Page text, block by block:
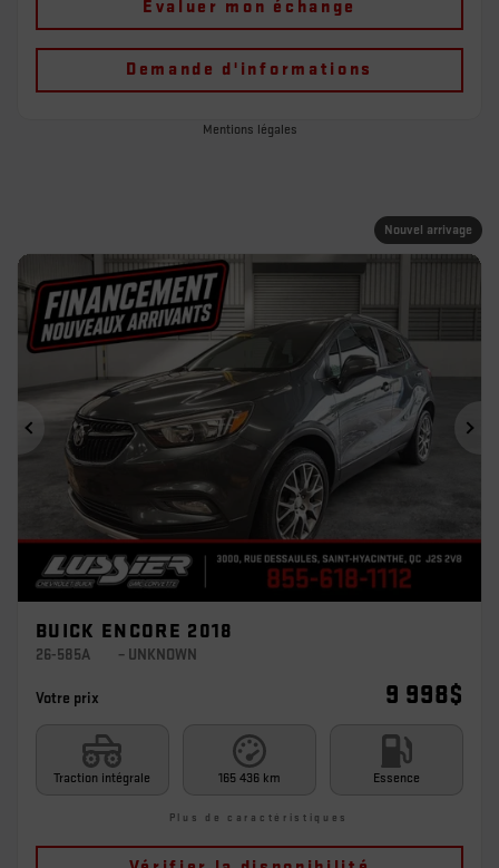
Évaluer mon échange
Demande d'informations
Mentions légales
Nouvel arrivage
Précédent
BUICK ENCORE 2018
26-585A – UNKNOWN
Votre prix 9 998$
Traction intégrale 165 436 km Essence
Plus de caractéristiques